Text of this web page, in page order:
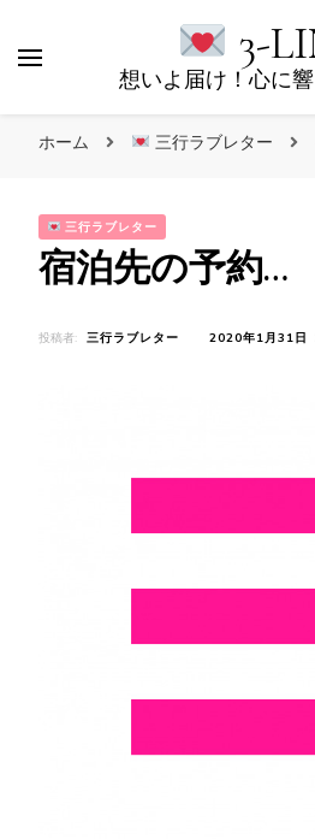
3-
想いよ届け！心に
ホーム 三行ラブレター
三行ラブレター
宿泊先の予約…
投稿者: 三行ラブレター 2020年1月31日